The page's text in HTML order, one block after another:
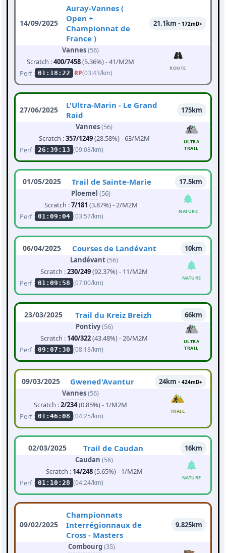
14/09/2025
Auray-Vannes (
Open +
Championnat de
France )
21.1km - 172mD+
Vannes(56)
Scratch :400/7458(5.36%) - 41/M2M
Perf : 01:18:22 RP(03:43/km)
ROUTE
27/06/2025
L'Ultra-Marin - Le Grand
Raid
175km
Vannes(56)
Scratch :357/1249(28.58%) - 63/M2M
Perf : 26:39:13 (09:08/km)
ULTRA
TRAIL
01/05/2025 Trail de Sainte-Marie
17.5km
Ploemel (56)
Scratch :7/181 (3.87%) - 2/M2M
Perf : 01:09:04 (03:57/km)
NATURE
06/04/2025 Courses de Landévant
10km
Landévant(56)
Scratch :230/249(92.37%) - 11/M2M
Perf : 01:09:58 (07:00/km)
NATURE
23/03/2025 Trail du Kreiz Breizh
66km
Pontivy(56)
Scratch : 140/322(43.48%) - 26/M2M
Perf : 09:07:30 (08:18/km)
ULTRA
TRAIL
09/03/2025 Gwened'Avantur 24km - 424mD+
Vannes(56)
Scratch :2/234(0.85%) - 1/M2M
Perf : 01:46:08 (04:25/km)
TRAIL
02/03/2025 Trail de Caudan
16km
Caudan (56)
Scratch : 14/248(5.65%) - 1/M2M
Perf : 01:10:28 (04:24/km)
NATURE
09/02/2025
Championnats
Interrégionnaux de
Cross - Masters
9.825km
Combourg(35)